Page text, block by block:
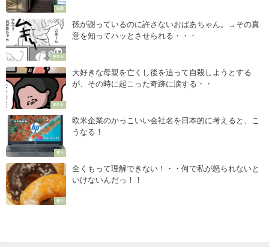
話題
刺さる
孫が謝っているのに許さないおばあちゃん。→その真
意を知ってハッとさせられる・・・
刺さる
大好きな母親を亡くし後を追って自殺しようとする
が、その時に起こった奇跡に涙する・・
笑う
欧米企業のかっこいい会社名を日本的に考えると、こ
うなる！
怒り
全くもって理解できない！・・何で私が怒られないと
いけないんだっ！！